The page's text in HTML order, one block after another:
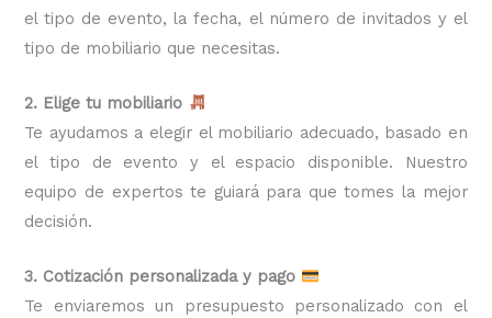
el tipo de evento, la fecha, el número de invitados y el
tipo de mobiliario que necesitas.
2. Elige tu mobiliario
Te ayudamos a elegir el mobiliario adecuado, basado en
el tipo de evento y el espacio disponible. Nuestro
equipo de expertos te guiará para que tomes la mejor
decisión.
3. Cotización personalizada y pago
Te enviaremos un presupuesto personalizado con el